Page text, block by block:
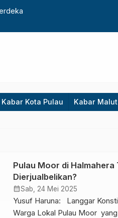
Kabar Kota Pulau Kabar Malut
Pulau Moor di
Dierjualbelikan?
calendar_monthSab, 24 Mei 2025
Yusuf Haruna: Langgar
Warga Lokal Pulau Moor